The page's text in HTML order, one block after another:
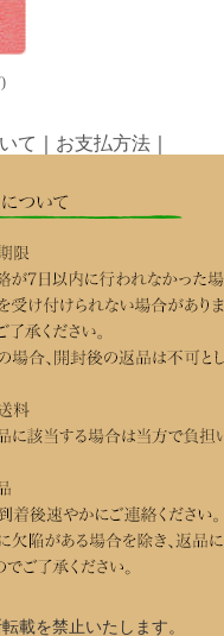
て お支払方法
載を禁止いたします。